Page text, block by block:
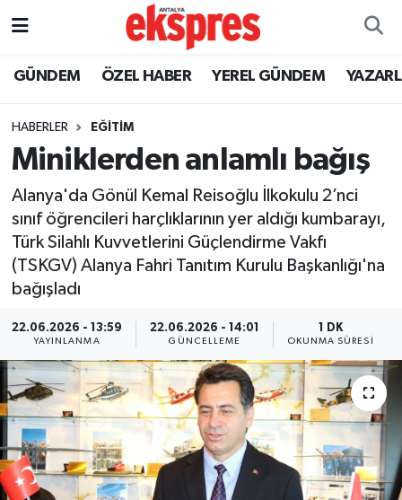
GÜNDEM ÖZEL HABER YEREL GÜNDEM
HABERLER EĞİTİM
Miniklerden anlamlı bağış
Alanya'da Gönül Kemal Reisoğlu İlkokulu 2’nci
sınıf öğrencileri harçlıklarının yer aldığı kumbarayı,
Türk Silahlı Kuvvetlerini Güçlendirme Vakfı
(TSKGV) Alanya Fahri Tanıtım Kurulu Başkanlığı'na
bağışladı
22.06.2026 - 13:59
YAYINLANMA
22.06.2026 - 14:01
GÜNCELLEME
1 DK
OKUNMA SÜRESI
ÖZEL HABER
YEREL GÜNDEM
EKONOMİ
KÜLTÜR - SANAT
SPOR
SİYASET
SAĞLIK
DÜNYA
EĞİTİM
Nöbetçi Eczaneler
Trafik Durumu
Süper Lig Puan Durumu ve Fikstür
Tüm Manşetler
Son Dakika Haberleri
Haber Arşivi